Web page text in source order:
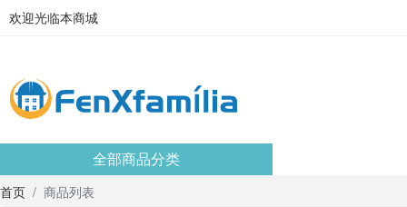
欢迎光临本商城
全部商品分类
首页 商品列表